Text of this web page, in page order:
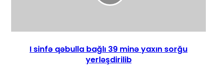
I sinfə qəbulla bağlı 39 minə yaxın sorğu
yerləşdirilib